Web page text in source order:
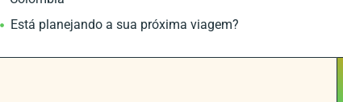
Está planejando a sua próxima viagem?